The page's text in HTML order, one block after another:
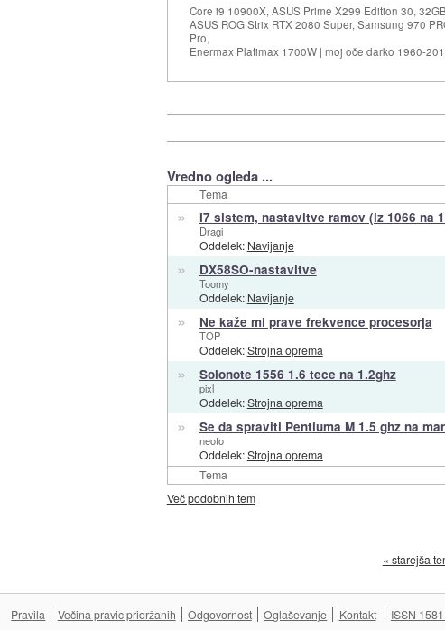
Core i9 10900X, ASUS Prime X299 Edition 30,
ASUS ROG Strix RTX 2080 Super, Samsung 970
Pro,
Enermax Platimax 1700W | moj oče darko 1960-
Vredno ogleda ...
Tema
Tema
» I7 sistem, nastavitve ramov (iz 1066 na
Dragi
Oddelek: Navijanje
» DX58SO-nastavitve
Toomy
Oddelek: Navijanje
» Ne kaže mi prave frekvence procesorja
TOP
Oddelek:Strojna oprema
» Solonote 1556 1.6 tece na 1.2ghz
pixl
Oddelek:Strojna oprema
» Se da spraviti Pentiuma M 1.5 ghz na
neoto
Oddelek:Strojna oprema
Več podobnih tem
« starejša
Pravila Večina pravic pridržanih Odgovornost Oglaševanje Kontakt ISSN